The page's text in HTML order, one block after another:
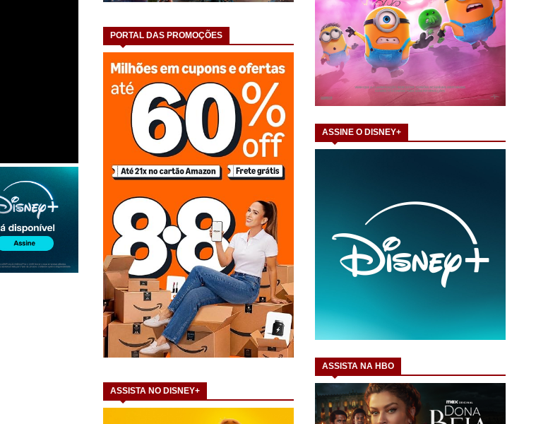
PORTAL DAS PROMOÇÕES
ASSISTA NO DISNEY+
ASSINE O DISNEY+
ASSISTA NA HBO